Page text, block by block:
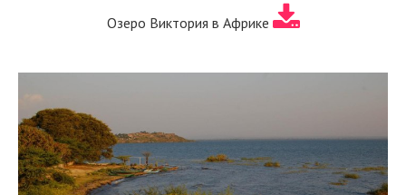
Озеро Виктория в Африке